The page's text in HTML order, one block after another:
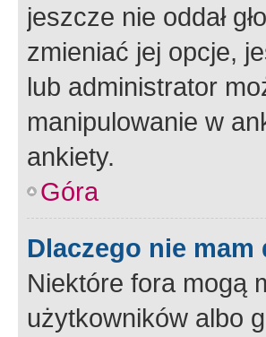
jeszcze nie oddał
zmieniać jej opcje,
lub administrator
manipulowanie w
ankiety.
Góra
Dlaczego nie
Niektóre fora mogą
użytkowników albo